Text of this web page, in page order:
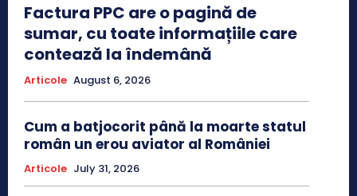
Factura PPC are o pagină de
sumar, cu toate informațiile care
contează la îndemână
Articole August 6, 2026
Cum a batjocorit până la moarte statul
român un erou aviator al României
Articole July 31, 2026